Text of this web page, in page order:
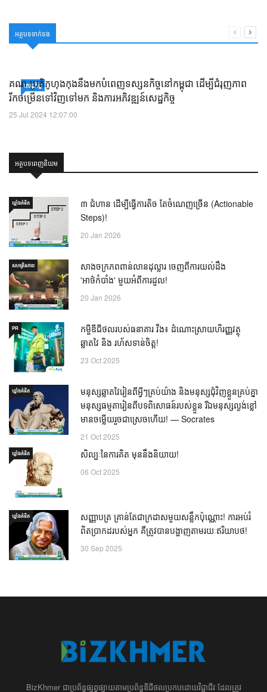
អត្ថបទទាក់ទង
សេដ្ឋកិច្ច
គណៈប្រតិភូហុងកុងនឹងមកបំពេញទស្សនកិច្ចនៅកម្ពុជា ដើម្បីជំរុញភាព
រីកចម្រើនទៅវិញទៅមក និងការអភិវឌ្ឍន៍សេដ្ឋកិច្ច
25 Jul 2024 12:07:00
អត្ថបទពេញនិយម
ឃ្លាំង​គំនិត
៣ ជំហាន ដើម្បីធ្វើការតិច តែចំណេញច្រើន (Actionable
Steps)!
20 Jan 2026
សហគ្រិនភាព
សាងចក្រភពពាន់លានដុល្លារ ចេញពីការយល់ដឹង
'អាថ៌កំបាំង' មួយអំពីការដួល!
20 Jan 2026
PR
កម្ចីឌីជីថលរបស់ធនាគារ វីង៖ ដំណោះស្រាយហិរញ្ញវត្ថុ
ឆ្លាតវៃ និង រហ័សទាន់ចិត្ត!
23 Oct 2025
ឃ្លាំង​គំនិត
មនុស្សឆ្លាតវៃរៀនពីអ្វីៗគ្រប់យ៉ាង និងមនុស្សជុំវិញខ្លួនគ្រប់គ្នា
មនុស្សធម្មតារៀនពីបទពិសោធន៍របស់ខ្លួន រីឯមនុស្សល្ងង់ខ្លៅ
មានចម្លើយរួចជាស្រេចហើយ! — Socrates
21 Oct 2025
ឃ្លាំង​គំនិត សិល្បៈនៃការគិត មុននឹងនិយាយ!
06 Oct 2025
ឃ្លាំង​គំនិត
សញ្ញាបត្រ គ្រាន់តែជាក្រដាសមួយសន្លឹកប៉ុណ្ណោះ! ការអប់រំ
ពិតប្រាកដរបស់អ្នក គឺត្រូវបានបង្ហាញតាមរយៈឥរិយាបថ!
30 Sep 2025
BizKhmer ​ជា​​ប្រព័ន្ធ​ផ្សព្វផ្សាយ​តាម​ប្រព័ន្ធ​ឌីជីថល​​​ប្រកប​ដោយ​វិជ្ជាជីវៈ​ដែល​​​ត្រូវ​